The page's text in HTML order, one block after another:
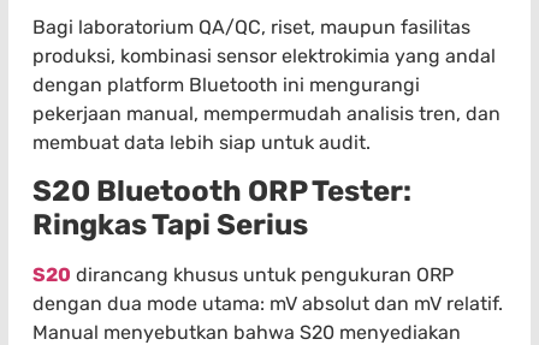
Bagi laboratorium QA/QC, riset, maupun fasilitas
produksi, kombinasi sensor elektrokimia yang andal
dengan platform Bluetooth ini mengurangi
pekerjaan manual, mempermudah analisis tren, dan
membuat data lebih siap untuk audit.
S20 Bluetooth ORP Tester:
Ringkas Tapi Serius
S20 dirancang khusus untuk pengukuran ORP
dengan dua mode utama: mV absolut dan mV relatif.
Manual menyebutkan bahwa S20 menyediakan